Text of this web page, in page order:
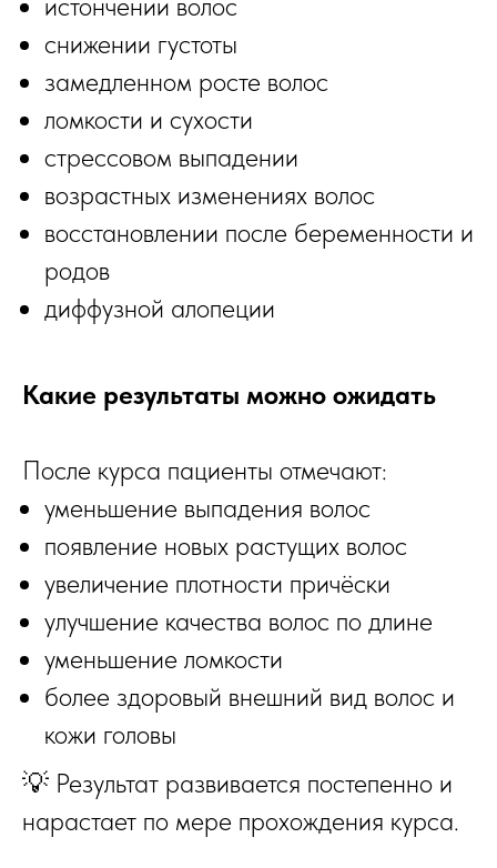
снижении густоты
замедленном росте волос
ломкости и сухости
стрессовом выпадении
возрастных изменениях волос
восстановлении после беременности и
родов
диффузной алопеции
Какие результаты можно ожидать
После курса пациенты отмечают:
уменьшение выпадения волос
появление новых растущих волос
увеличение плотности причёски
улучшение качества волос по длине
уменьшение ломкости
более здоровый внешний вид волос и
кожи головы
💡 Результат развивается постепенно и
нарастает по мере прохождения курса.